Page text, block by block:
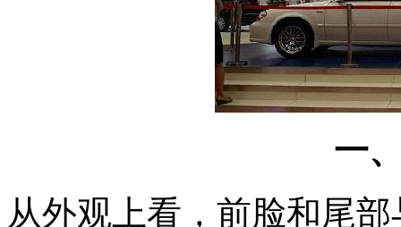
一
从外观上看，前脸和尾